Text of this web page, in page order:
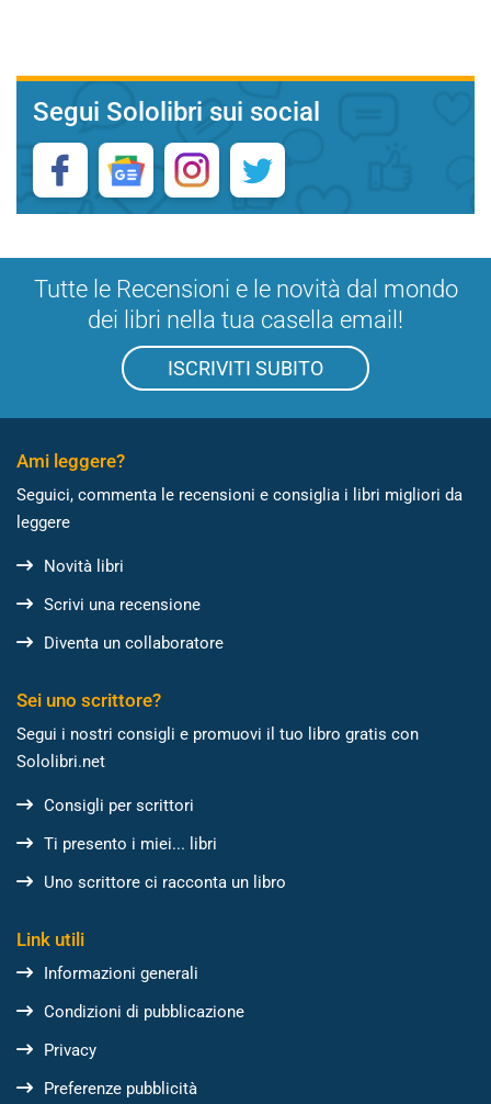
Segui Sololibri sui social
Tutte le Recensioni e le novità dal mondo
dei libri nella tua casella email!
ISCRIVITI SUBITO
Ami leggere?
Seguici, commenta le recensioni e consiglia i libri migliori da
leggere
Novità libri
Scrivi una recensione
Diventa un collaboratore
Sei uno scrittore?
Segui i nostri consigli e promuovi il tuo libro gratis con
Sololibri.net
Consigli per scrittori
Ti presento i miei... libri
Uno scrittore ci racconta un libro
Link utili
Informazioni generali
Condizioni di pubblicazione
Privacy
Preferenze pubblicità